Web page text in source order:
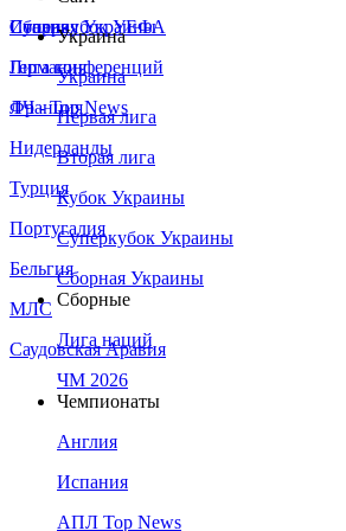
Сборная Украины
Италия
Германия
Франция
Нидерланды
Турция
Португалия
Бельгия
МЛС
Саудовская Аравия
Суперкубок УЕФА
Лига конференций
ЛЧ - Top News
Украина
Украина
Первая лига
Вторая лига
Кубок Украины
Суперкубок Украины
Сборная Украины
Сборные
Лига наций
ЧМ 2026
Чемпионаты
Англия
Испания
АПЛ Top News